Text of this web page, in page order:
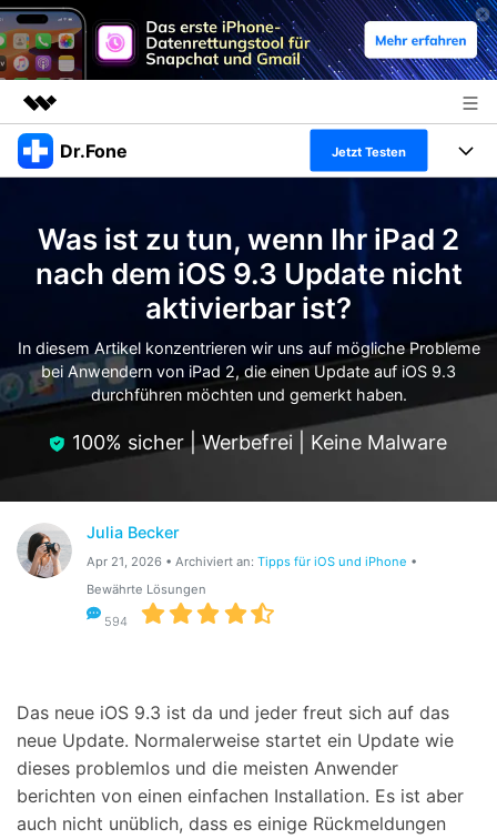
Top-Produkte
Dienstprogramme
Überblick
Lösungen
Shop
Dr.Fone Jetzt Testen
Alles-in-einem-Toolkit
Weitere Tools und Apps
Full Toolkit anzeigen >
Lösungen
Entdecken Sie weitere Dr.Fone-Lösungen
Lernen und Unterstützung
Ressourcen & Lernen
Android 16 FRP-Umgehung
DOWNLOAD Anmelden
Suchen
Was ist zu tun, wenn Ihr iPad 2
nach dem iOS 9.3 Update nicht
aktivierbar ist?
In diesem Artikel konzentrieren wir uns auf mögliche Probleme
bei Anwendern von iPad 2, die einen Update auf iOS 9.3
durchführen möchten und gemerkt haben.
100% sicher | Werbefrei | Keine Malware
Julia Becker
Apr 21, 2026 • Archiviert an: Tipps für iOS und iPhone •
Bewährte Lösungen
594
Das neue iOS 9.3 ist da und jeder freut sich auf das
neue Update. Normalerweise startet ein Update wie
dieses problemlos und die meisten Anwender
berichten von einen einfachen Installation. Es ist aber
auch nicht unüblich, dass es einige Rückmeldungen